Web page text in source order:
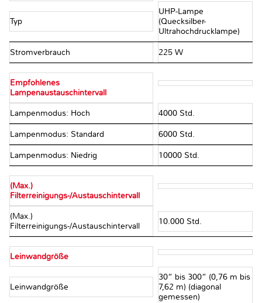
Typ
UHP-Lampe
(Quecksilber-
Ultrahochdrucklampe)
Stromverbrauch 225 W
Empfohlenes
Lampenaustauschintervall
Lampenmodus: Hoch 4000 Std.
Lampenmodus: Standard 6000 Std.
Lampenmodus: Niedrig 10000 Std.
(Max.)
Filterreinigungs-/Austauschintervall
(Max.)
Filterreinigungs-/Austauschintervall
10.000 Std.
Leinwandgröße
Leinwandgröße
30“ bis 300“ (0,76 m bis
7,62 m) (diagonal
gemessen)